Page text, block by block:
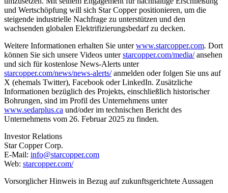
und Wertschöpfung will sich Star Copper positionieren, um die
steigende industrielle Nachfrage zu unterstützen und den
wachsenden globalen Elektrifizierungsbedarf zu decken.
Weitere Informationen erhalten Sie unterwww.starcopper.com. Dort
können Sie sich unsere Videos unterstarcopper.com/media/ansehen
und sich für kostenlose News-Alerts unter
starcopper.com/news/news-alerts/anmelden oder folgen Sie uns auf
X (ehemals Twitter), Facebook oder LinkedIn. Zusätzliche
Informationen bezüglich des Projekts, einschließlich historischer
Bohrungen, sind im Profil des Unternehmens unter
www.sedarplus.ca und/oder im technischen Bericht des
Unternehmens vom 26. Februar 2025 zu finden.
Investor Relations
Star Copper Corp.
E-Mail: info@starcopper.com
Web: starcopper.com/
Vorsorglicher Hinweis in Bezug auf zukunftsgerichtete Aussagen